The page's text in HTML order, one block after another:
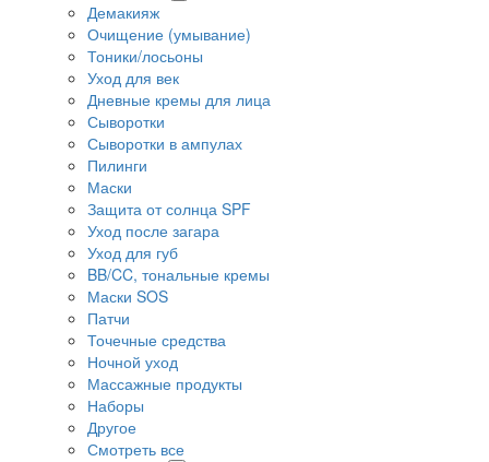
Демакияж
Очищение (умывание)
Тоники/лосьоны
Уход для век
Дневные кремы для лица
Сыворотки
Сыворотки в ампулах
Пилинги
Маски
Защита от солнца SPF
Уход после загара
Уход для губ
BB/CC, тональные кремы
Маски SOS
Патчи
Точечные средства
Ночной уход
Массажные продукты
Наборы
Другое
Смотреть все